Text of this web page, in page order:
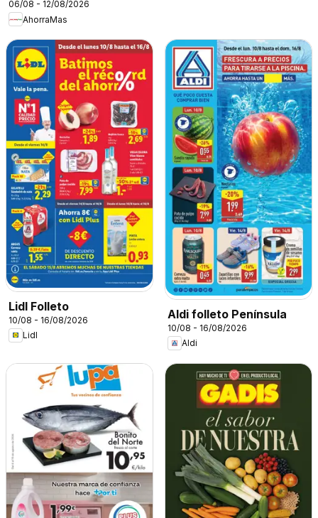
06/08 - 12/08/2026
AhorraMas
Lidl Folleto
10/08 - 16/08/2026
Lidl
Aldi folleto Península
10/08 - 16/08/2026
Aldi